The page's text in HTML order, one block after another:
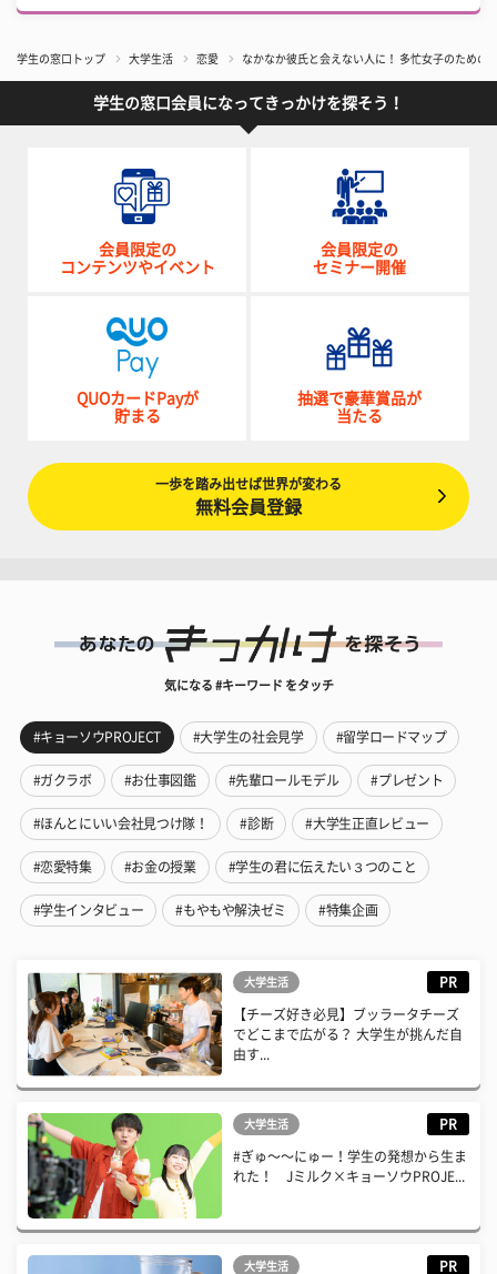
学生の窓口トップ 大学生活 恋愛 なかなか彼氏と会えない人に！ 多忙女子のための
学生の窓口会員になってきっかけを探そう！
会員限定の
コンテンツやイベント
会員限定の
セミナー開催
QUOカードPayが
貯まる
抽選で豪華賞品が
当たる
一歩を踏み出せば世界が変わる
無料会員登録
気になる #キーワード をタッチ
#キョーソウPROJECT #大学生の社会見学 #留学ロードマップ
#ガクラボ #お仕事図鑑 #先輩ロールモデル #プレゼント
#ほんとにいい会社見つけ隊！ #診断 #大学生正直レビュー
#恋愛特集 #お金の授業 #学生の君に伝えたい３つのこと
#学生インタビュー #もやもや解決ゼミ #特集企画
大学生活 PR
【チーズ好き必見】ブッラータチーズ
でどこまで広がる？ 大学生が挑んだ自
由す...
大学生活 PR
#ぎゅ〜〜にゅー！学生の発想から生ま
れた！ Jミルク×キョーソウPROJE...
大学生活 PR